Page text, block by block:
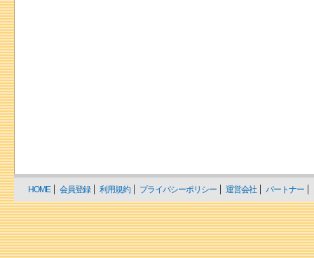
HOME 会員登録 利用規約 プライバシーポリシー 運営会社 パートナー